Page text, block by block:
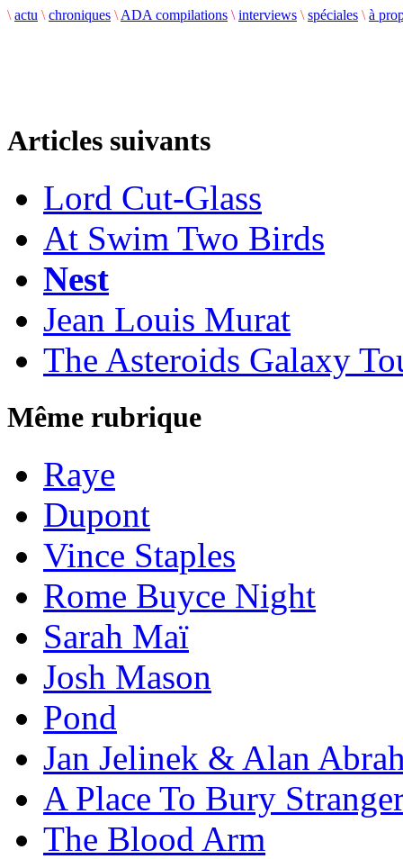
\ actu \ chroniques \ ADA compilations \ interviews \ spéciales \ à
Articles suivants
Lord Cut-Glass
At Swim Two Birds
Nest
Jean Louis Murat
The Asteroids Galaxy
Même rubrique
Raye
Dupont
Vince Staples
Rome Buyce Night
Sarah Maï
Josh Mason
Pond
Jan Jelinek & Alan
A Place To Bury
The Blood Arm